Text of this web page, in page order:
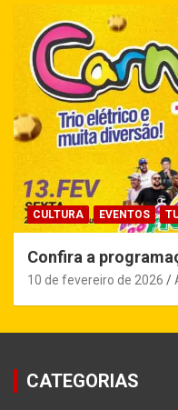
CULTURA EVENTOS
Confira a
10 de fevereiro de 2026
CATEGORIAS